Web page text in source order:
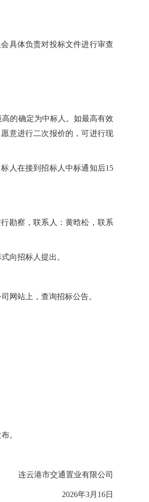
具体负责对投标文件进行审查
的确定为中标人。如最高有效
意进行二次报价的，可进行现
人在接到招标人中标通知后15
勘察，联系人：黄晗松，联系
向招标人提出。
网站上，查询招标公告。
。
连云港市交通置业有限公司
2026年3月16日